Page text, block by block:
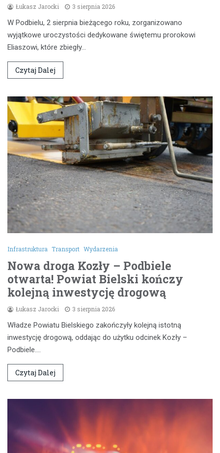
Łukasz Jarocki 3 sierpnia 2026
W Podbielu, 2 sierpnia bieżącego roku, zorganizowano
wyjątkowe uroczystości dedykowane świętemu prorokowi
Eliaszowi, które zbiegły…
Czytaj Dalej
Infrastruktura Transport Wydarzenia
Nowa droga Kozły – Podbiele
otwarta! Powiat Bielski kończy
kolejną inwestycję drogową
Łukasz Jarocki 3 sierpnia 2026
Władze Powiatu Bielskiego zakończyły kolejną istotną
inwestycję drogową, oddając do użytku odcinek Kozły –
Podbiele.…
Czytaj Dalej